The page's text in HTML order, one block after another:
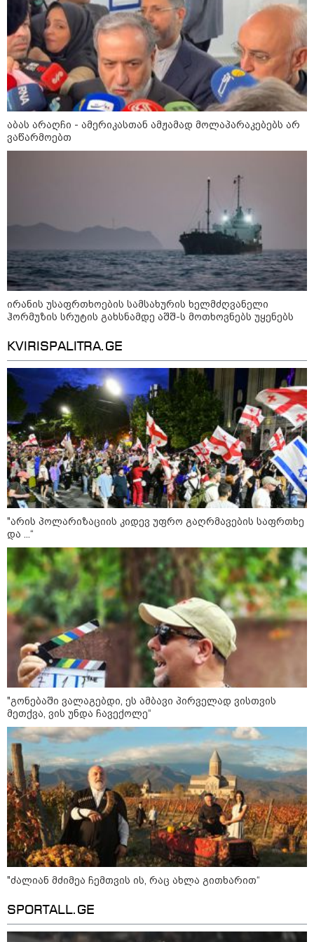
დაშავებული, მასშტაბური
ხანძარი - რუსეთმა კიევზე
იერიში ბალისტიკური
რაკეტებით მიიტანა
14:13 / 04-08-2026
მორიგი თავდასხმა რუსეთში,
ნავთობგადამამუშავებელ
ქარხანაზე - რა დეტალებია
კატეგორიები
9
აგვისტო
ასტროლოგიური
პროგნოზი
აგვისტო აგარაკზე: ეს 5 საქმე
უნდა მოასწროთ შემოდგომის
დადგომამდე
ფული ამ ზოდიაქოს ნიშნების
ხელში აღმოჩნდება: ვინ
გამდიდრდება?
როგორ ჩავიცვათ 40 წლის
შემდეგ: მილიონერების
სტილისტის 8 ოქროს წესი და
აუცილებელი სამოსი
აბას არაღჩი - ამერიკასთან ამჟამად მოლაპარაკებებს არ
ვაწარმოებთ
ირანის უსაფრთხოების სამსახურის ხელმძღვანელი
ჰორმუზის სრუტის გახსნამდე აშშ-ს მოთხოვნებს უყენებს
KVIRISPALITRA.GE
"არის პოლარიზაციის კიდევ უფრო გაღრმავების საფრთხე
და ...“
"გონებაში ვალაგებდი, ეს ამბავი პირველად ვისთვის
მეთქვა, ვის უნდა ჩავექოლე“
"ძალიან მძიმეა ჩემთვის ის, რაც ახლა გითხარით“
SPORTALL.GE